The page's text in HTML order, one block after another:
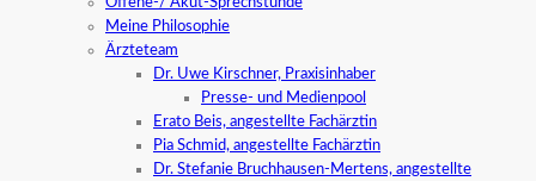
Meine Philosophie
Ärzteteam
Dr. Uwe Kirschner, Praxisinhaber
Presse- und Medienpool
Erato Beis, angestellte Fachärztin
Pia Schmid, angestellte Fachärztin
Dr. Stefanie Bruchhausen-Mertens, angestellte